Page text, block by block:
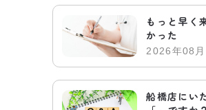
もっと早く
かった
2026年08月
船橋店にい